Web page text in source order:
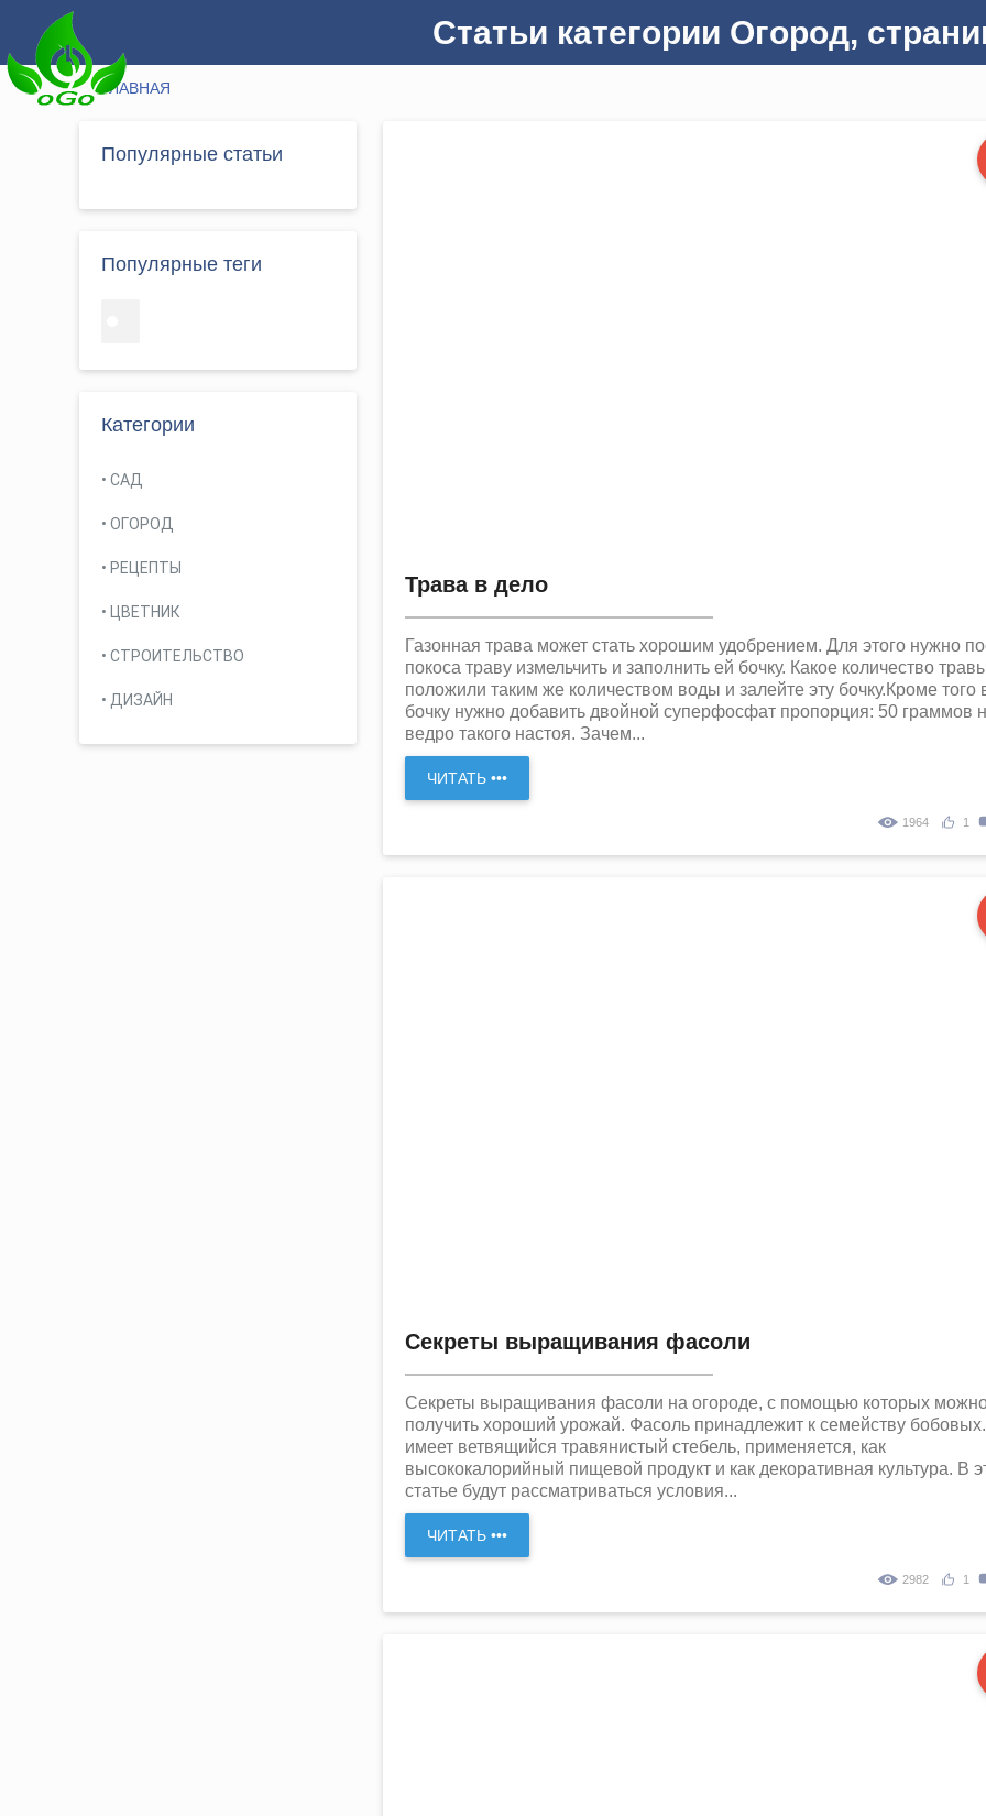
Cтатьи категории Огород,
ГЛАВНАЯ
Популярные статьи
Популярные теги
Категории
САД
ОГОРОД
РЕЦЕПТЫ
ЦВЕТНИК
СТРОИТЕЛЬСТВО
ДИЗАЙН
Трава в дело
Газонная трава может стать хорошим удобрением. Для этого нужно
покоса траву измельчить и заполнить ей бочку. Какое количество
положили таким же количеством воды и залейте эту бочку.Кроме того
бочку нужно добавить двойной суперфосфат пропорция: 50 граммов
ведро такого настоя. Зачем...
ЧИТАТЬ •••
1964 1
Секреты выращивания фасоли
Секреты выращивания фасоли на огороде, с помощью которых
получить хороший урожай. Фасоль принадлежит к семейству
имеет ветвящийся травянистый стебель, применяется, как
высококалорийный пищевой продукт и как декоративная культура. В
статье будут рассматриваться условия...
ЧИТАТЬ •••
2982 1